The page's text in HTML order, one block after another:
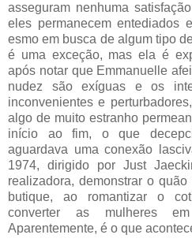
asseguram nenhuma
eles permanecem entediados
esmo em busca de algum tipo
é uma exceção, mas ela é
após notar que Emmanuelle
nudez são exíguas e os
inconvenientes e
algo de muito estranho
início ao fim, o que
aguardava uma conexão
1974, dirigido por Just
realizadora, demonstrar o
butique, ao romantizar o
converter as mulheres
Aparentemente, é o que